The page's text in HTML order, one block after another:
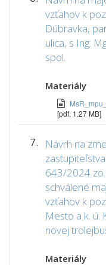
vzťahov k
Dúbravka,
ulica, s Ing.
spol.
Materiály
[pdf, 1.27 MB]
7.
Návrh na
643/2024 zo
schválené
vzťahov k
Mesto a k. ú.
novej
Materiály